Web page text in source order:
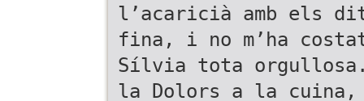
l’acaricià amb els
fina, i no m’ha
Sílvia tota
la Dolors a la